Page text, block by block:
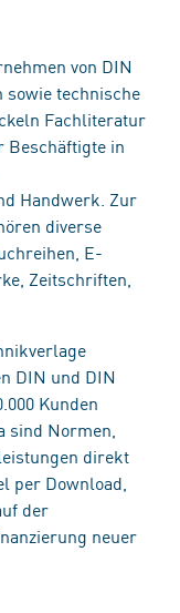
von DIN
technische
Fachliteratur
Beschäftigte in
Handwerk. Zur
diverse
E-
Zeitschriften,
DIN und DIN
Kunden
sind Normen,
direkt
per Download,
der
neuer